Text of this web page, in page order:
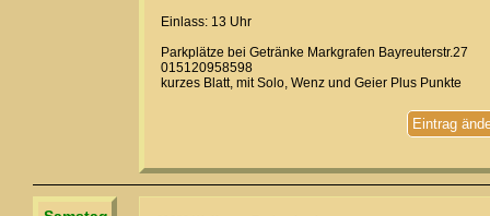
Einlass: 13 Uhr
Parkplätze bei Getränke Markgrafen Bayreuterstr.27
015120958598
kurzes Blatt, mit Solo, Wenz und Geier Plus Punkte
Eintrag